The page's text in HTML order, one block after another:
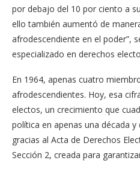
por debajo del 10 por ciento a
ello también aumentó de
afrodescendiente en el poder”,
especializado en derechos
En 1964, apenas cuatro
afrodescendientes. Hoy, esa
electos, un crecimiento que
política en apenas una década
gracias al Acta de Derechos
Sección 2, creada para